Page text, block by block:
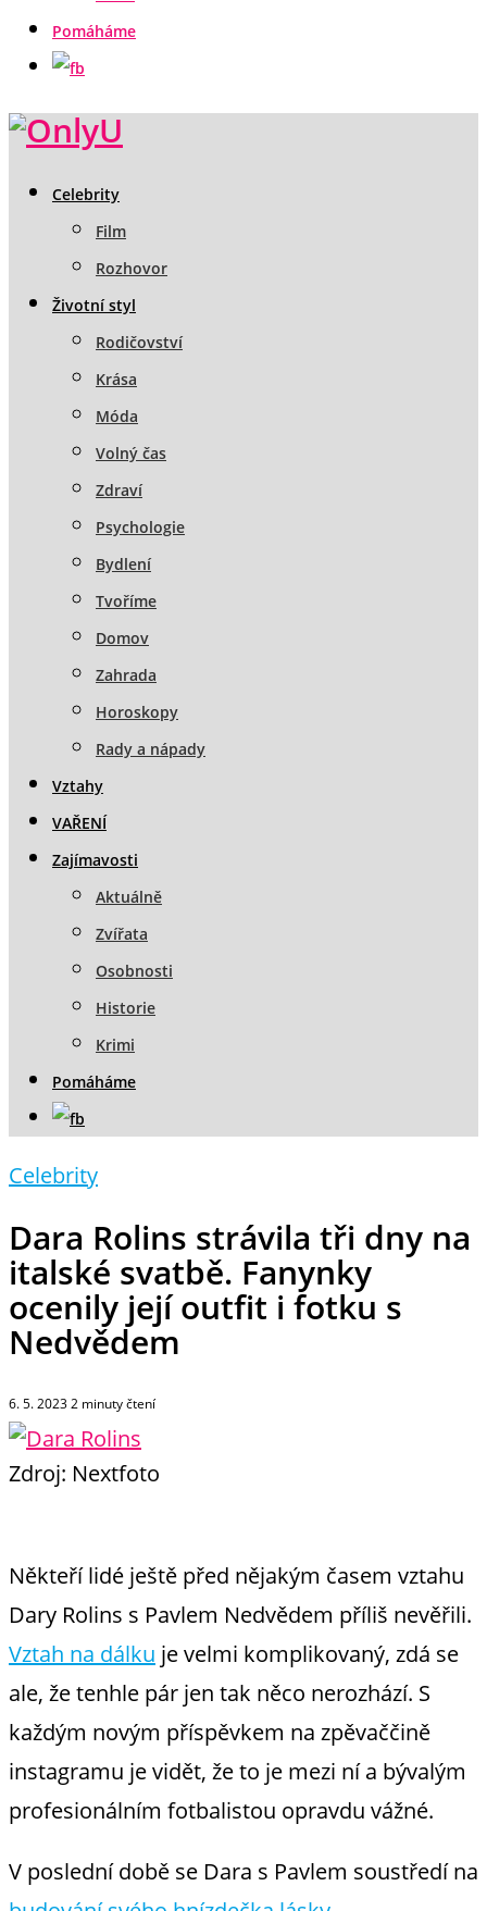
Pomáháme
Celebrity
Film
Rozhovor
Životní styl
Rodičovství
Krása
Móda
Volný čas
Zdraví
Psychologie
Bydlení
Tvoříme
Domov
Zahrada
Horoskopy
Rady a nápady
Vztahy
VAŘENÍ
Zajímavosti
Aktuálně
Zvířata
Osobnosti
Historie
Krimi
Pomáháme
Celebrity
Dara Rolins strávila tři dny na
italské svatbě. Fanynky
ocenily její outfit i fotku s
Nedvědem
6. 5. 20232 minuty čtení
Zdroj: Nextfoto
Někteří lidé ještě před nějakým časem vztahu
Dary Rolins s Pavlem Nedvědem příliš nevěřili.
Vztah na dálku je velmi komplikovaný, zdá se
ale, že tenhle pár jen tak něco nerozhází. S
každým novým příspěvkem na zpěvaččině
instagramu je vidět, že to je mezi ní a bývalým
profesionálním fotbalistou opravdu vážné.
V poslední době se Dara s Pavlem soustředí na